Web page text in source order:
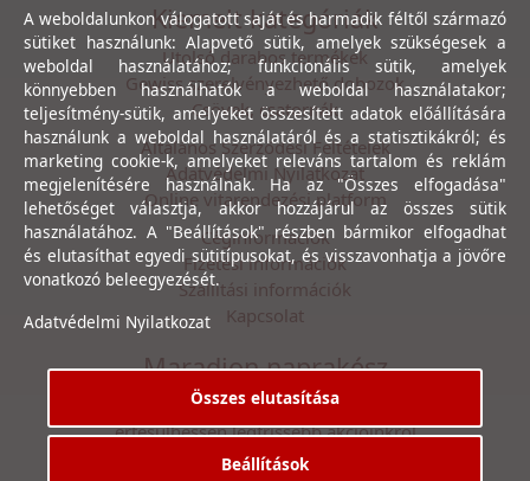
Kiemelt kategóriák
Utolsó darabos termékek
Gewiss szerelvényezhető dobozok
Csövek, csatornák
Általános Szerződési Feltételek
Adatvédelmi Nyilatkozat
Online vitarendezési platform
Céginformációk
Fizetési információk
Szállítási információk
Kapcsolat
Maradjon naprakész
Íratkozzon fel hírlevelünkre, hogy első kézből
értesülhessen legfrissebb akcióinkról
A weboldalunkon válogatott saját és harmadik féltől származó
sütiket használunk: Alapvető sütik, amelyek szükségesek a
weboldal használatához; funkcionális sütik, amelyek
könnyebben használhatók a weboldal használatakor;
teljesítmény-sütik, amelyeket összesített adatok előállítására
használunk a weboldal használatáról és a statisztikákról; és
marketing cookie-k, amelyeket releváns tartalom és reklám
megjelenítésére használnak. Ha az "Összes elfogadása"
lehetőséget választja, akkor hozzájárul az összes sütik
használatához. A "Beállítások" részben bármikor elfogadhat
és elutasíthat egyedi sütitípusokat, és visszavonhatja a jövőre
vonatkozó beleegyezését.
Adatvédelmi Nyilatkozat
Összes elutasítása
Beállítások